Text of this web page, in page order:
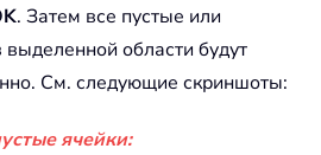
. Затем все пустые или
области будут
См. следующие скриншоты:
ячейки: